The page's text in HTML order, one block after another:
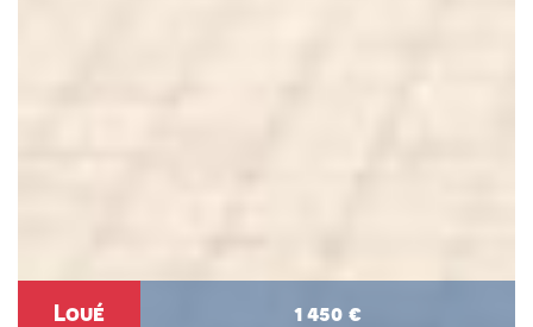
Loué 1 450 €